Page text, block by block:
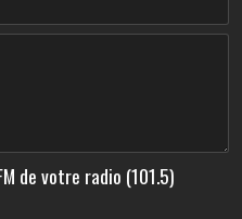
de votre radio (101.5)